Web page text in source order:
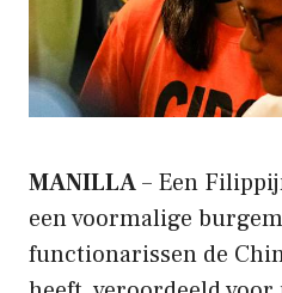
MANILLA– Een
een voormalige
functionarissen de